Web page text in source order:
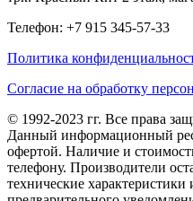
Телефон: +7 915 345-57-33
Политика
Согласие на обработку
© 1992-2023 гг. Все права
Данный информационный
офертой. Наличие и
телефону. Производители
технические